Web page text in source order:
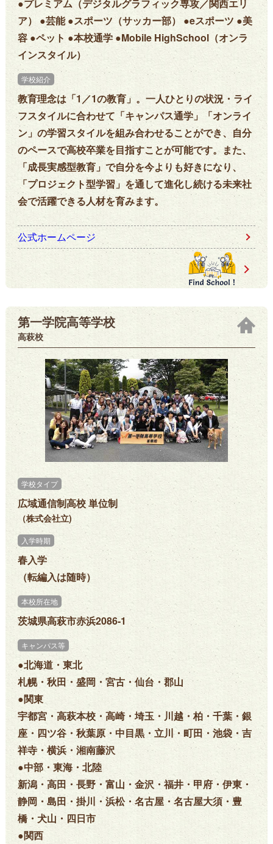
●プレミアム（デジタルグラフィック専攻／関西エリ
ア） ●芸能 ●スポーツ（サッカー部） ●eスポーツ ●美
容 ●ペット ●本校通学 ●Mobile HighSchool（オンラ
インスタイル）
学校紹介
教育理念は「1／1の教育」。一人ひとりの状況・ライ
フスタイルに合わせて「キャンパス通学」「オンライ
ン」の学習スタイルを組み合わせることができ、自分
のペースで高校卒業を目指すことが可能です。また、
「成長実感型教育」で自分を今よりも好きになり、
「プロジェクト型学習」を通して進化し続ける未来社
会で活躍できる人材を育みます。
公式ホームページ
第一学院高等学校
高萩校
学校タイプ
広域通信制高校 単位制
（株式会社立)
入学時期
春入学
（転編入は随時）
本校所在地
茨城県高萩市赤浜2086-1
キャンパス等
●北海道・東北
札幌・秋田・盛岡・宮古・仙台・郡山
●関東
宇都宮・高萩本校・高崎・埼玉・川越・柏・千葉・銀
座・四ツ谷・秋葉原・中目黒・立川・町田・池袋・吉
祥寺・横浜・湘南藤沢
●中部・東海・北陸
新潟・高田・長野・富山・金沢・福井・甲府・伊東・
静岡・島田・掛川・浜松・名古屋・名古屋大須・豊
橋・犬山・四日市
●関西